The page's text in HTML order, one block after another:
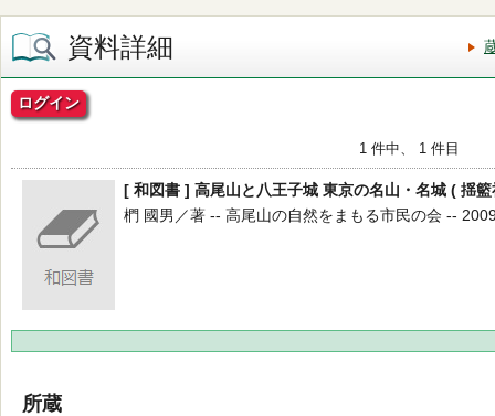
資料詳細
ログイン
1 件中、 1 件目
[ 和図書 ] 高尾山と八王子城 東京の名山・名城 ( 揺
椚 國男／著 -- 高尾山の自然をまもる市民の会 --
所蔵